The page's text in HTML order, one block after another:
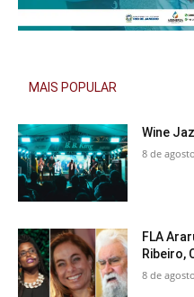
MAIS POPULAR
Wine
8 de
FLA
Ribeiro,
8 de